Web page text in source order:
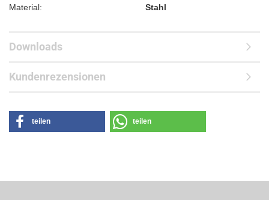
Material:
Stahl
Downloads
Kundenrezensionen
teilen teilen